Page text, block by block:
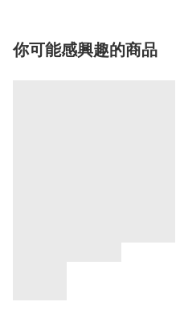
你可能感興趣的商品